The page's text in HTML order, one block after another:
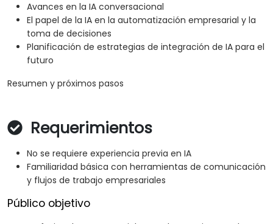
Avances en la IA conversacional
El papel de la IA en la automatización empresarial y la
toma de decisiones
Planificación de estrategias de integración de IA para el
futuro
Resumen y próximos pasos
Requerimientos
No se requiere experiencia previa en IA
Familiaridad básica con herramientas de comunicación
y flujos de trabajo empresariales
Público objetivo